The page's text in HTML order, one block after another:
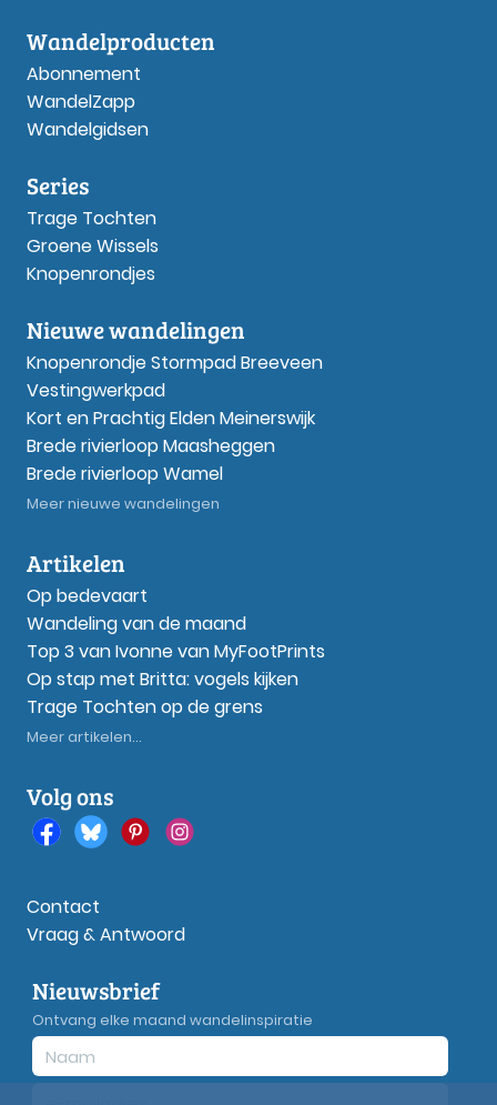
Wandelproducten
Abonnement
WandelZapp
Wandelgidsen
Series
Trage Tochten
Groene Wissels
Knopenrondjes
Nieuwe wandelingen
Knopenrondje Stormpad Breeveen
Vestingwerkpad
Kort en Prachtig Elden Meinerswijk
Brede rivierloop Maasheggen
Brede rivierloop Wamel
Meer nieuwe wandelingen
Artikelen
Op bedevaart
Wandeling van de maand
Top 3 van Ivonne van MyFootPrints
Op stap met Britta: vogels kijken
Trage Tochten op de grens
Meer artikelen...
Volg ons
Contact
Vraag & Antwoord
Nieuwsbrief
Ontvang elke maand wandelinspiratie